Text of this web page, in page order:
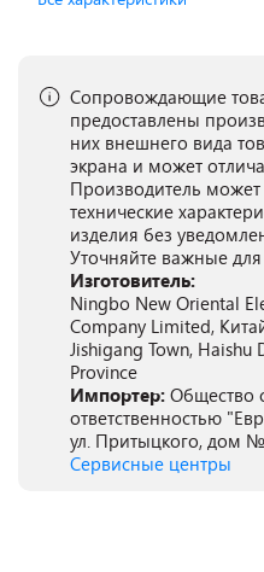
Сопровождающие
предоставлены
них внешнего вида
экрана и может
Производитель
технические
изделия без
Уточняйте важные
Изготовитель:
Ningbo New Oriental
Company Limited,
Jishigang Town,
Province
Импортер: Общество
ответственностью
ул. Притыцкого, дом
Сервисные центры